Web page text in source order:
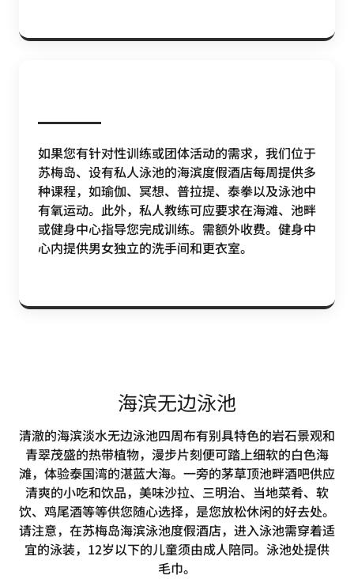
如果您有针对性训练或团体活动的需求，我们位于
苏梅岛、设有私人泳池的海滨度假酒店每周提供多
种课程，如瑜伽、冥想、普拉提、泰拳以及泳池中
有氧运动。此外，私人教练可应要求在海滩、池畔
或健身中心指导您完成训练。需额外收费。健身中
心内提供男女独立的洗手间和更衣室。
海滨无边泳池
清澈的海滨淡水无边泳池四周布有别具特色的岩石景观和
青翠茂盛的热带植物，漫步片刻便可踏上细软的白色海
滩，体验泰国湾的湛蓝大海。一旁的茅草顶池畔酒吧供应
清爽的小吃和饮品，美味沙拉、三明治、当地菜肴、软
饮、鸡尾酒等等供您随心选择，是您放松休闲的好去处。
请注意，在苏梅岛海滨泳池度假酒店，进入泳池需穿着适
宜的泳装，12岁以下的儿童须由成人陪同。泳池处提供
毛巾。